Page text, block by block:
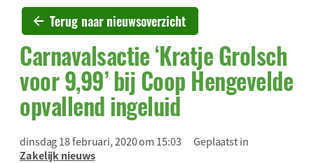
Terug naar nieuwsoverzicht
Carnavalsactie ‘Kratje Grolsch
voor 9,99’ bij Coop Hengevelde
opvallend ingeluid
dinsdag 18 februari, 2020 om 15:03
Geplaatst in
Zakelijk nieuws